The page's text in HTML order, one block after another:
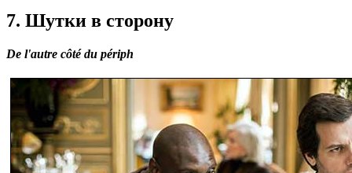
7. Шутки в сторону
De l'autre côté du périph